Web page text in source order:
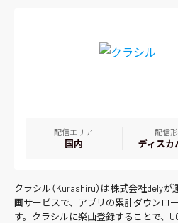
配信エリア
国内
配信
ディスカ
クラシル（Kurashiru）は株式会社dely
画サービスで、アプリの累計ダウンロ
す。クラシルに楽曲登録することで、